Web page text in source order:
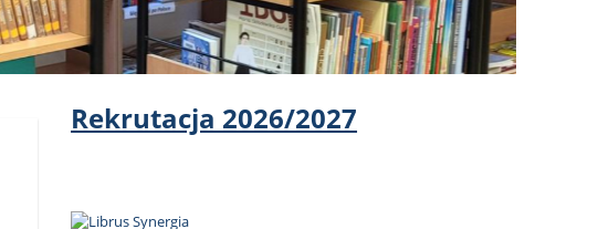
📚 📚 📚 📚 📚
Rekrutacja 2026/2027